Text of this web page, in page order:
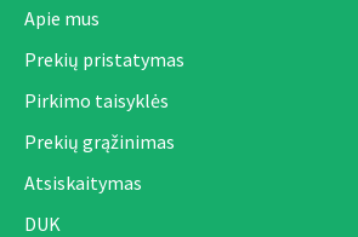
Apie mus
Prekių pristatymas
Pirkimo taisyklės
Prekių grąžinimas
Atsiskaitymas
DUK